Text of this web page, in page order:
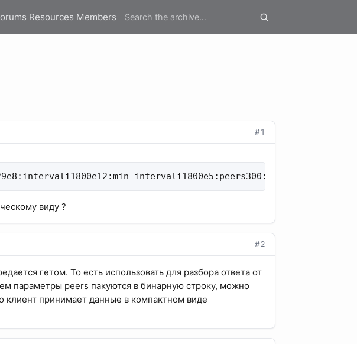
Resources Members
#1
виду ?
#2
гетом. То есть использовать для разбора ответа от
параметры peers пакуются в бинарную строку, можно
клиент принимает данные в компактном виде